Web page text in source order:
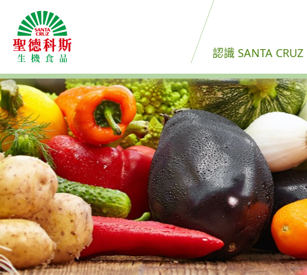
認識 SANTA CRUZ